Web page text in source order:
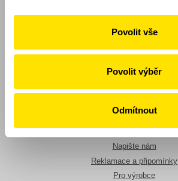
Povolit vše
Povolit výběr
Odmítnout
Vyhledat spoj
Veřejná doprava
Napište nám
Reklamace a připomínky
Pro výrobce